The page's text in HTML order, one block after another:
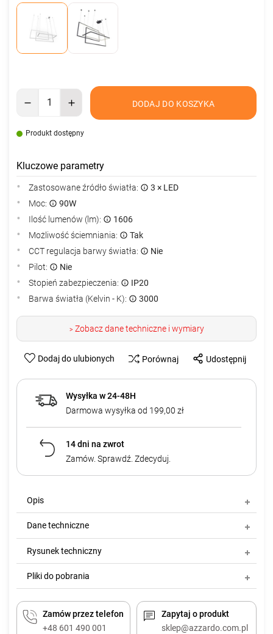
DODAJ DO KOSZYKA
Produkt dostępny
Kluczowe parametry
Zastosowane źródło światła:
3 × LED
Moc:
90W
Ilość lumenów (lm):
1606
Możliwość ściemniania:
Tak
CCT regulacja barwy światła:
Nie
Pilot:
Nie
Stopień zabezpieczenia:
IP20
Barwa światła (Kelvin - K):
3000
>Zobacz dane techniczne i wymiary
Dodaj do ulubionych Porównaj Udostępnij
Wysyłka w 24-48H
Darmowa wysyłka od 199,00 zł
14 dni na zwrot
Zamów. Sprawdź. Zdecyduj.
Opis
Dane techniczne
Rysunek techniczny
Pliki do pobrania
Zamów przez telefon
+48 601 490 001
Zapytaj o produkt
sklep@azzardo.com.pl